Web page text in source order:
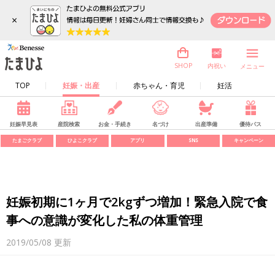
×
TOP 妊娠・出産 赤ちゃん・育児 妊活
SHOP 内祝い メニュー
妊娠早見表 産院検索 お金・手続き 名づけ 出産準備 優待パス
たまごクラブ ひよこクラブ アプリ SNS キャンペーン
妊娠初期に1ヶ月で2kgずつ増加！緊急入院で食
事への意識が変化した私の体重管理
2019/05/08 更新